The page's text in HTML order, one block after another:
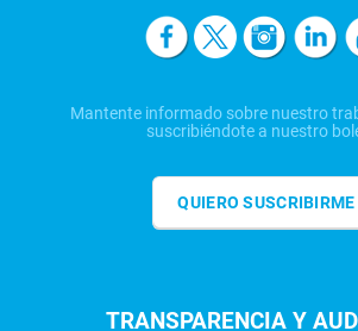
Mantente informado sobre nuestro
suscribiéndote a nuestro
QUIERO SUSCRIBIRME
TRANSPARENCIA Y